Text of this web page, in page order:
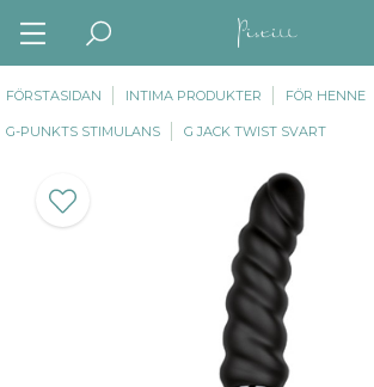
FÖRSTASIDAN INTIMA PRODUKTER FÖR HENNE
G-PUNKTS STIMULANS G JACK TWIST SVART